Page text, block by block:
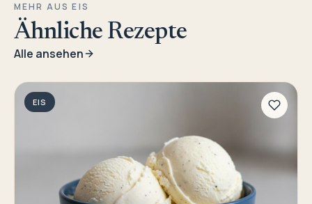
MEHR AUS EIS
Ähnliche Rezepte
Alle ansehen
EIS